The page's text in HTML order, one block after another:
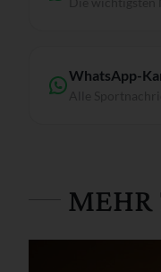
WhatsApp-